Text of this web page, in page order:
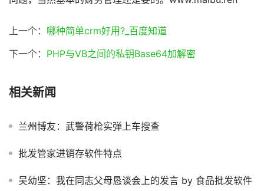
上一个： 哪种简单crm好用?_百度知道
下一个： PHP与VB之间的私钥Base64加解密
相关新闻
兰州博友：武警荷枪实弹上车搜查
批发管家进销存软件特点
吴幼坚：我在同志父母恳谈会上的发言 by 食品批发软件